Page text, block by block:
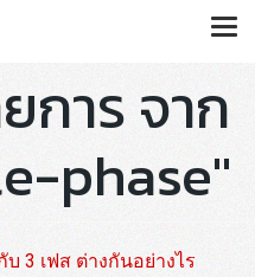
การ จาก
phase"
3 เฟส ต่างกันอย่างไร